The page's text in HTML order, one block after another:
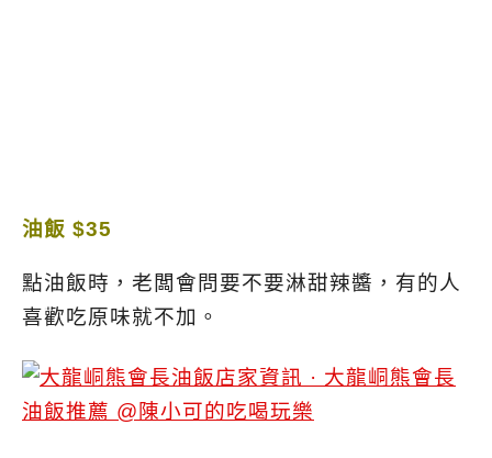
油飯 $35
點油飯時，老闆會問要不要淋甜辣醬，有的人
喜歡吃原味就不加。